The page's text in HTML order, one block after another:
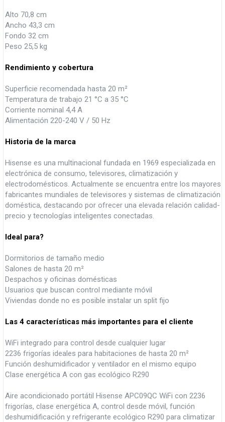
Alto 70,8 cm
Ancho 43,3 cm
Fondo 32 cm
Peso 25,5 kg
Rendimiento y cobertura
Superficie recomendada hasta 20 m²
Temperatura de trabajo 21 °C a 35 °C
Corriente nominal 4,4 A
Alimentación 220-240 V / 50 Hz
Historia de la marca
Hisense es una multinacional fundada en 1969 especializada en
electrónica de consumo, televisores, climatización y
electrodomésticos. Actualmente se encuentra entre los mayores
fabricantes mundiales de televisores y sistemas de climatización
doméstica, destacando por ofrecer una elevada relación calidad-
precio y tecnologías inteligentes conectadas.
Ideal para?
Dormitorios de tamaño medio
Salones de hasta 20 m²
Despachos y oficinas domésticas
Usuarios que buscan control mediante móvil
Viviendas donde no es posible instalar un split fijo
Las 4 características más importantes para el cliente
WiFi integrado para control desde cualquier lugar
2236 frigorías ideales para habitaciones de hasta 20 m²
Función deshumidificador y ventilador en el mismo equipo
Clase energética A con gas ecológico R290
Aire acondicionado portátil Hisense APC09QC WiFi con 2236
frigorías, clase energética A, control desde móvil, función
deshumidificación y refrigerante ecológico R290 para climatizar